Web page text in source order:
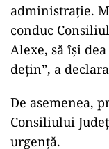
administraţie.
conduc
Alexe, să îşi
deţin”, a
De asemenea,
Consiliului
urgenţă.